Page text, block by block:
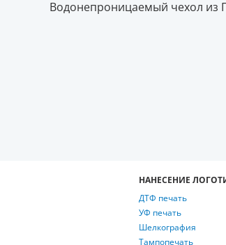
Водонепроницаемый чехол из
НАНЕСЕНИЕ
ДТФ печать
УФ печать
Шелкография
Тампопечать